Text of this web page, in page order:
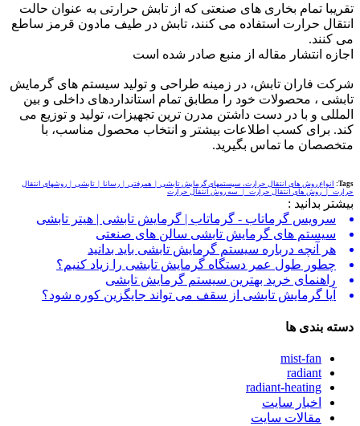
تقریبا تمام بخاری های صنعتی که از تابش حرارتی به عنوان حالت
انتقال حرارت استفاده می کنند، تابش در طیف مادون قرمز ساطع
می کنند.
اجازه انتشار مقاله از منبع صادر شده است
شرکت فاران تابش، در زمینه طراحی و تولید سیستم های گرمایش
تابشی ، محصولات خود را مطابق تمام استانداردهای داخلی و بین
المللی و با در دست داشتن مدرن ترین تجهیزات، تولید و توزیع می
کند. برای کسب اطلاعات بیشتر و انتخاب محصول مناسب، با
متخصصان ما تماس بگیرید.
Tags: انواع روش های انتقال حرارت، سیستمهای گرمایش تابشی | همرفتی | رسانا | تابشی | روشهای انتقال
حرارت | روش های انتقال حرارت | سه روش انتقال حرارت
بیشتر بدانید :
سرویس گرماتاب - گرماتاب | گرمایش تابشی | هیتر تابشی
سیستم های گرمایش تابشی سالن های صنعتی
هر آنچه درباره سیستم گرمایش تابشی باید بدانید
چطور طول عمر دستگاه گرمایش تابشی را زیاد کنیم؟
راهنمای خرید بهترین سیستم گرمایش تابشی
آیا گرمایش تابشی از سقف می تواند جایگزین کوره شود؟
دسته بندی ها
mist-fan
radiant
radiant-heating
اخبار سایت
مقالات سایت